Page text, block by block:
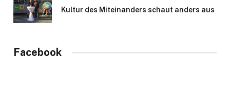
Kultur des Miteinanders schaut anders aus
Facebook